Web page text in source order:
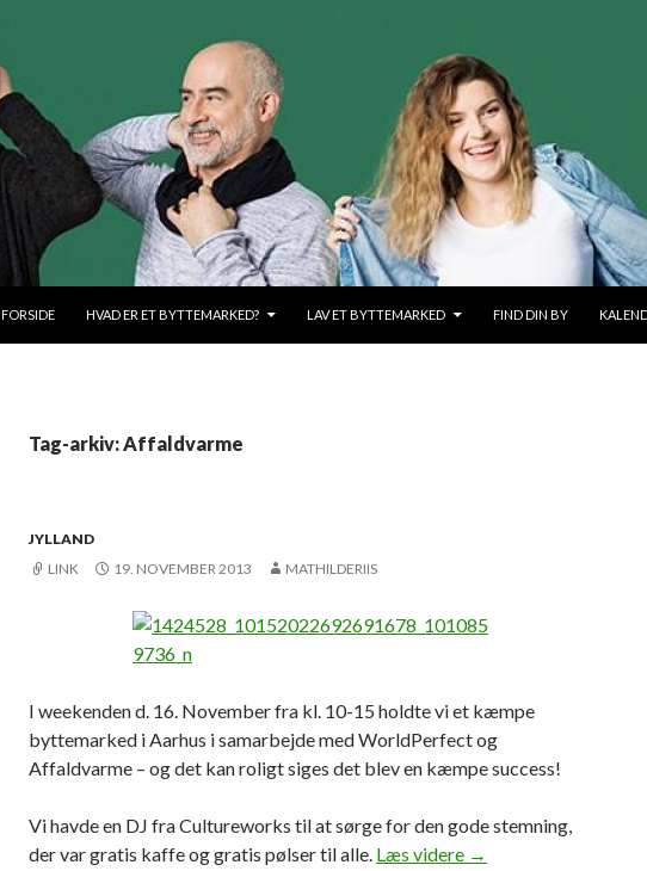
FORSIDE
HVAD ER ET BYTTEMARKED? LAV ET BYTTEMARKED FIND DIN BY
Tag-arkiv: Affaldvarme
JYLLAND
LINK
19. NOVEMBER 2013 MATHILDERIIS
I weekenden d. 16. November fra kl. 10-15 holdte vi et kæmpe
byttemarked i Aarhus i samarbejde med WorldPerfect og
Affaldvarme – og det kan roligt siges det blev en kæmpe success!
Vi havde en DJ fra Cultureworks til at sørge for den gode stemning,
der var gratis kaffe og gratis pølser til alle. Læs videre Aarhus’ største
→